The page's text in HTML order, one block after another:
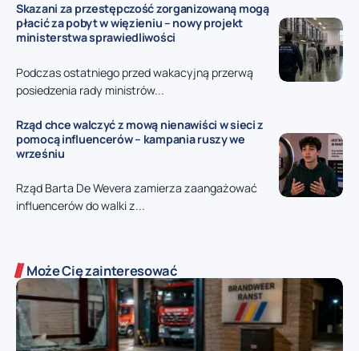
Skazani za przestępczość zorganizowaną mogą
płacić za pobyt w więzieniu – nowy projekt
ministerstwa sprawiedliwości
Podczas ostatniego przed wakacyjną przerwą
posiedzenia rady ministrów...
Rząd chce walczyć z mową nienawiści w sieci z
pomocą influencerów – kampania ruszy we
wrześniu
Rząd Barta De Wevera zamierza zaangażować
influencerów do walki z...
Może Cię zainteresować